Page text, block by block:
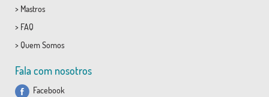
> Mastros
> FAQ
> Quem Somos
Fala com nosotros
Facebook